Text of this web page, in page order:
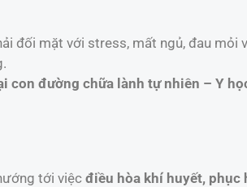
đối mặt với stress, mất ngủ, đau mỏi
con đường chữa lành tự nhiên – Y
tới việc điều hòa khí huyết, phục